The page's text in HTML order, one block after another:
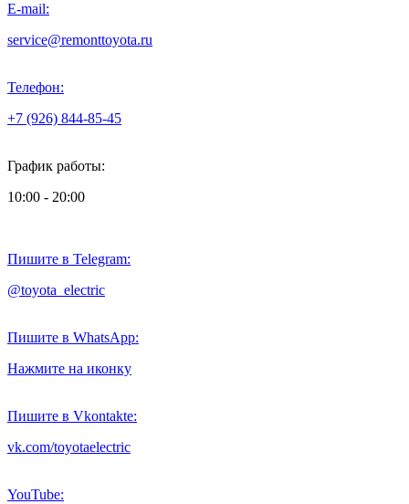
E-mail:
service@remonttoyota.ru
Телефон:
+7 (926) 844-85-45
График работы:
10:00 - 20:00
Пишите в Telegram:
@toyota_electric
Пишите в WhatsApp:
Нажмите на иконку
Пишите в Vkontakte:
vk.com/toyotaelectric
YouTube: